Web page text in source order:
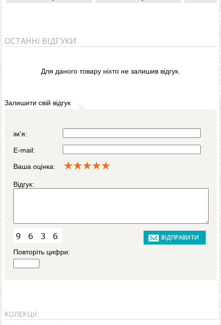
ОСТАННІ ВІДГУКИ
Для даного товару ніхто не залишив відгук.
Залишити свій відгук
ім'я:
E-mail:
Ваша оцінка:
Відгук:
Повторіть цифри:
КОЛЕКЦІЇ